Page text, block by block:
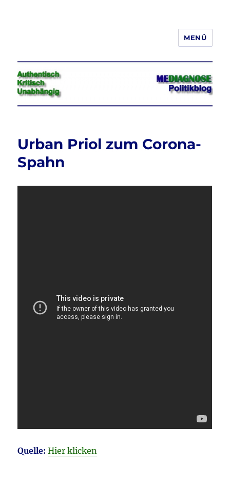
Jeder hat das Recht, seine
Meinung in Wort, Schrift und Bild
frei zu äußern und zu verbreiten
MENÜ
Urban Priol zum Corona-
Spahn
Quelle: Hier klicken